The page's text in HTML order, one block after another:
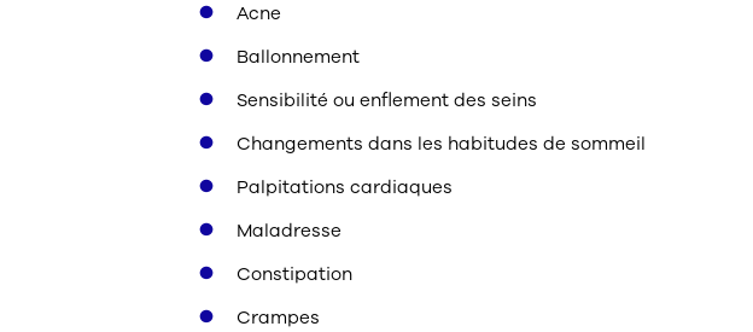
Acne
Ballonnement
Sensibilité ou enflement des seins
Changements dans les habitudes de sommeil
Palpitations cardiaques
Maladresse
Constipation
Crampes